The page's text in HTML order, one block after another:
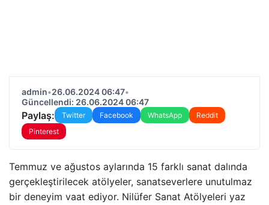
admin•26.06.2024 06:47•
Güncellendi: 26.06.2024 06:47
Paylaş: Twitter Facebook WhatsApp
Reddit
Pinterest
Temmuz ve ağustos aylarında 15 farklı sanat dalında
gerçekleştirilecek atölyeler, sanatseverlere unutulmaz
bir deneyim vaat ediyor. Nilüfer Sanat Atölyeleri yaz